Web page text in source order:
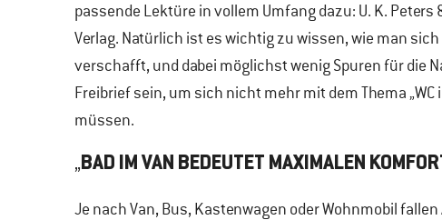
passende Lektüre in vollem Umfang dazu: U. K. Peters
Verlag. Natürlich ist es wichtig zu wissen, wie man
verschafft, und dabei möglichst wenig Spuren für die
Freibrief sein, um sich nicht mehr mit dem Thema
müssen.
„BAD IM VAN BEDEUTET MAXIMALEN
Je nach Van, Bus, Kastenwagen oder Wohnmobil